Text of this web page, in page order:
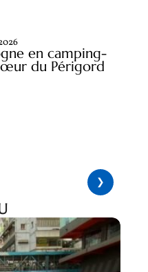
en camping-
du Périgord